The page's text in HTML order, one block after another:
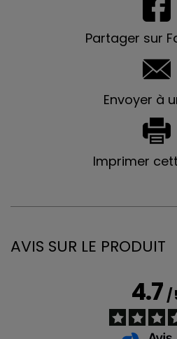
Partager sur
Envoyer à
Imprimer
AVIS SUR LE PRODUIT
4.7/